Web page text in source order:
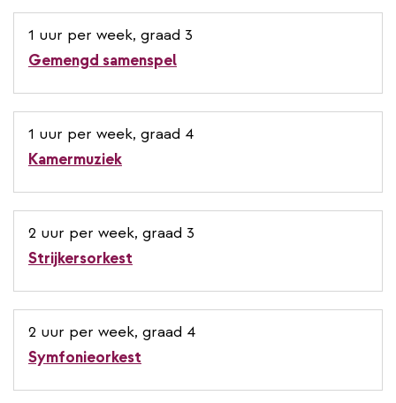
1 uur per week, graad 3
Gemengd samenspel
1 uur per week, graad 4
Kamermuziek
2 uur per week, graad 3
Strijkersorkest
2 uur per week, graad 4
Symfonieorkest